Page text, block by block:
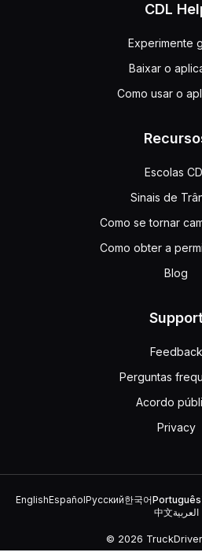
CDL
Experimente
Baixar o
Como usar o
Escolas
Sinais de
Como se tornar
Como obter a
Blog
Support
Feedback
Perguntas
Acordo
Privacy
EnglishEspañolРусский한국어Português
中文العربية
© 2026